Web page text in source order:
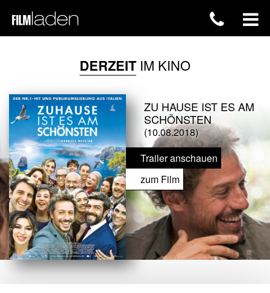
DERZEITIM KINO
ZU HAUSE IST ES AM
SCHÖNSTEN
(10.08.2018)
Trailer anschauen
zum Film